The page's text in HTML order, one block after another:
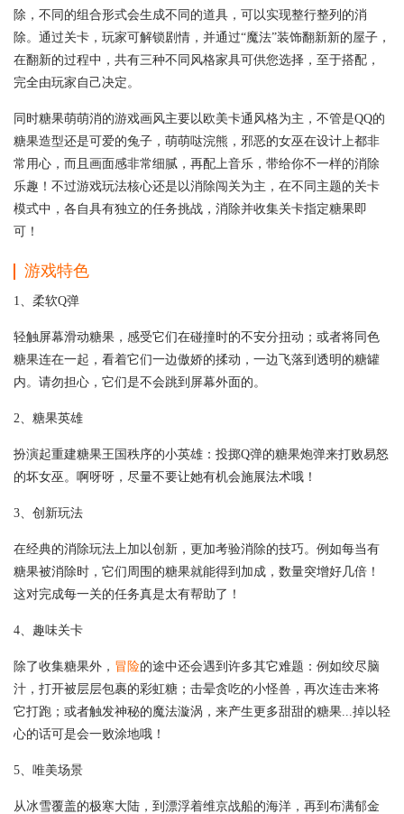
除，不同的组合形式会生成不同的道具，可以实现整行整列的消
除。通过关卡，玩家可解锁剧情，并通过“魔法”装饰翻新新的屋子，
在翻新的过程中，共有三种不同风格家具可供您选择，至于搭配，
完全由玩家自己决定。
同时糖果萌萌消的游戏画风主要以欧美卡通风格为主，不管是QQ的
糖果造型还是可爱的兔子，萌萌哒浣熊，邪恶的女巫在设计上都非
常用心，而且画面感非常细腻，再配上音乐，带给你不一样的消除
乐趣！不过游戏玩法核心还是以消除闯关为主，在不同主题的关卡
模式中，各自具有独立的任务挑战，消除并收集关卡指定糖果即
可！
游戏特色
1、柔软Q弹
轻触屏幕滑动糖果，感受它们在碰撞时的不安分扭动；或者将同色
糖果连在一起，看着它们一边傲娇的揉动，一边飞落到透明的糖罐
内。请勿担心，它们是不会跳到屏幕外面的。
2、糖果英雄
扮演起重建糖果王国秩序的小英雄：投掷Q弹的糖果炮弹来打败易怒
的坏女巫。啊呀呀，尽量不要让她有机会施展法术哦！
3、创新玩法
在经典的消除玩法上加以创新，更加考验消除的技巧。例如每当有
糖果被消除时，它们周围的糖果就能得到加成，数量突增好几倍！
这对完成每一关的任务真是太有帮助了！
4、趣味关卡
除了收集糖果外， 冒险的途中还会遇到许多其它难题：例如绞尽脑
汁，打开被层层包裹的彩虹糖；击晕贪吃的小怪兽，再次连击来将
它打跑；或者触发神秘的魔法漩涡，来产生更多甜甜的糖果...掉以轻
心的话可是会一败涂地哦！
5、唯美场景
从冰雪覆盖的极寒大陆，到漂浮着维京战船的海洋，再到布满郁金